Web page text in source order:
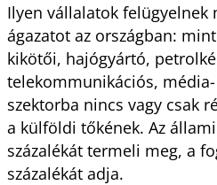
Ilyen vállalatok felügyelnek
ágazatot az országban:
kikötői, hajógyártó,
telekommunikációs,
szektorba nincs vagy csak
a külföldi tőkének. Az
százalékát termeli meg, a
százalékát adja.